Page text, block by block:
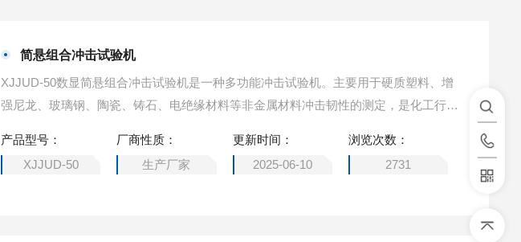
简悬组合冲击试验机
XJJUD-50数显简悬组合冲击试验机是一种多功能冲击试验机。主要用于硬质塑料、增
强尼龙、玻璃钢、陶瓷、铸石、电绝缘材料等非金属材料冲击韧性的测定，是化工行
产品型号：
XJJUD-50
厂商性质：
生产厂家
更新时间：
2025-06-10
浏览次数：
2731